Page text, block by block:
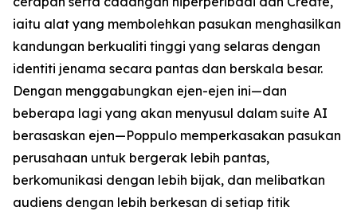
iaitu alat yang membolehkan pasukan menghasilkan
kandungan berkualiti tinggi yang selaras dengan
identiti jenama secara pantas dan berskala besar.
Dengan menggabungkan ejen-ejen ini—dan
beberapa lagi yang akan menyusul dalam suite AI
berasaskan ejen—Poppulo memperkasakan pasukan
perusahaan untuk bergerak lebih pantas,
berkomunikasi dengan lebih bijak, dan melibatkan
audiens dengan lebih berkesan di setiap titik